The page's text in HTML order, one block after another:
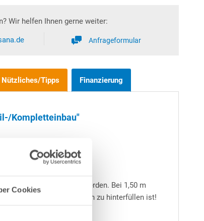
Cookies
Wir helfen Ihnen gerne weiter:
Anfrageformular
Finanzierung
Nützliches/Tipps
Kompletteinbau"
bzw. ganz eingebaut werden. Bei 1,50 m
stets mit Magerbeton zu hinterfüllen ist!
empfehlen.